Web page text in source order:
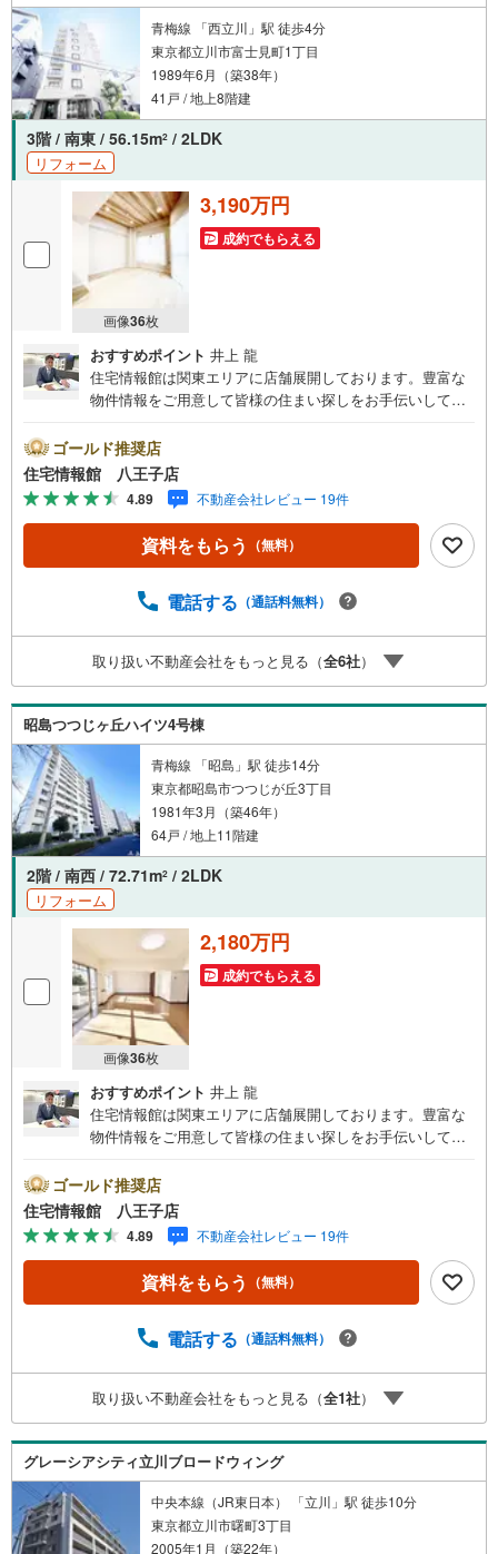
青梅線 「西立川」駅 徒歩4分
東京都立川市富士見町1丁目
1989年6月（築38年）
41戸 / 地上8階建
3階 / 南東 / 56.15m2 / 2LDK
リフォーム
画像36枚
3,190万円
成約でもらえる
おすすめポイント 井上 龍
住宅情報館は関東エリアに店舗展開しております。豊富な
物件情報をご用意して皆様の住まい探しをお手伝いしてお
さい。住宅ローン相談会も同時開催中無理のない住宅ロー
ンの試算やご購入の際にかかる諸費用の概算も行っており
ます。しっかりとした資金計画のアドバイスをさせて頂き
ますので、お気軽にご相談ください。
ゴールド推奨店
住宅情報館 八王子店
4.89 不動産会社レビュー 19件
資料をもらう （無料）
電話する （通話料無料）
取り扱い不動産会社をもっと見る（全6社）
昭島つつじヶ丘ハイツ4号棟
青梅線 「昭島」駅 徒歩14分
東京都昭島市つつじが丘3丁目
1981年3月（築46年）
64戸 / 地上11階建
2階 / 南西 / 72.71m2 / 2LDK
リフォーム
画像36枚
2,180万円
成約でもらえる
おすすめポイント 井上 龍
住宅情報館は関東エリアに店舗展開しております。豊富な
物件情報をご用意して皆様の住まい探しをお手伝いしてお
さい。住宅ローン相談会も同時開催中無理のない住宅ロー
ンの試算やご購入の際にかかる諸費用の概算も行っており
ます。しっかりとした資金計画のアドバイスをさせて頂き
ますので、お気軽にご相談ください。
ゴールド推奨店
住宅情報館 八王子店
4.89 不動産会社レビュー 19件
資料をもらう （無料）
電話する （通話料無料）
取り扱い不動産会社をもっと見る（全1社）
グレーシアシティ立川ブロードウィング
中央本線（JR東日本） 「立川」駅 徒歩10分
東京都立川市曙町3丁目
2005年1月（築22年）